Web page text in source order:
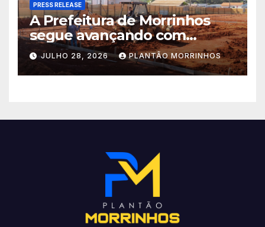
PRESS RELEASE
A Prefeitura de Morrinhos
segue avançando com
importantes investimentos
no Setor Arca de Noé.
JULHO 28, 2026 PLANTÃO MORRINHOS